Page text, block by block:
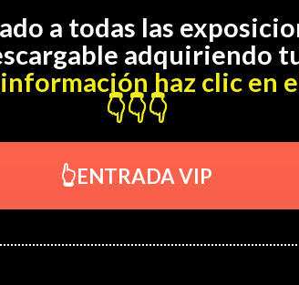
a todas las
adquiriendo
información haz clic en
👇👇👇
👆ENTRADA VIP